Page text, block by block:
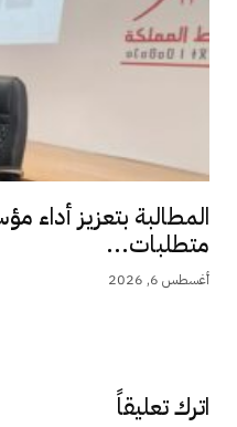
المطالبة بتعزيز أداء
متطلبات...
أغسطس 6, 2026
اترك تعليقاً